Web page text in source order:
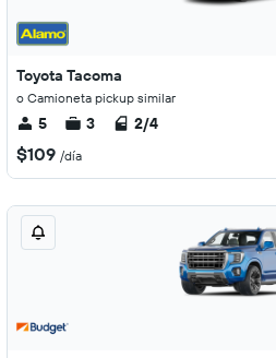
Toyota Tacoma
o Camioneta pickup similar
5 3 2/4
$109 /día